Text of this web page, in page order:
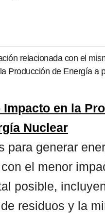
relacionada con el
Producción de Energía a
Impacto en la
Nuclear
para generar
el menor
posible,
residuos y la